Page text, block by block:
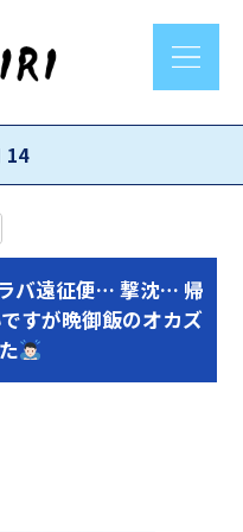
14
バ遠征便… 撃沈… 帰
すが晩御飯のオカズ